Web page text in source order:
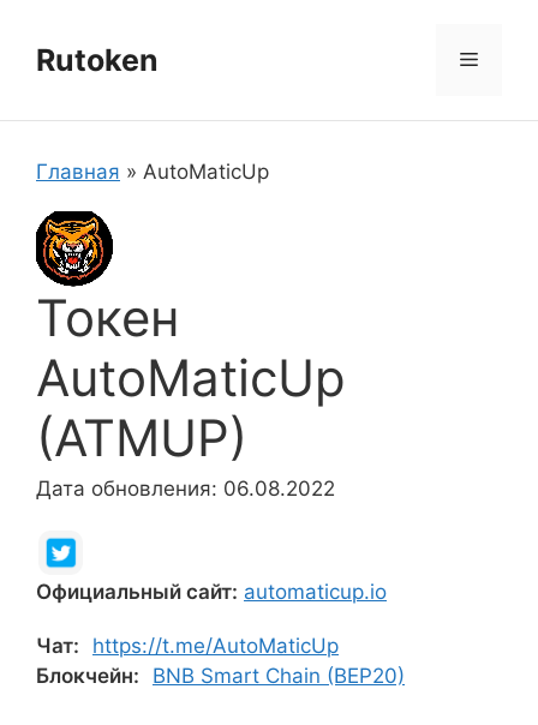
содержимому
Rutoken Меню
Главная » AutoMaticUp
Токен
AutoMaticUp
(ATMUP)
Дата обновления: 06.08.2022
Официальный сайт: automaticup.io
Чат:
https://t.me/AutoMaticUp
Блокчейн:
BNB Smart Chain (BEP20)